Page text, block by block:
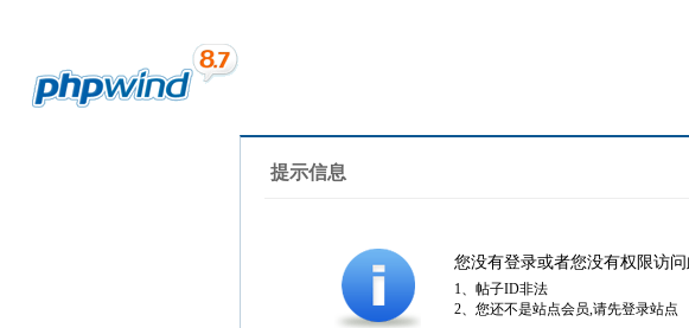
提示信息
您没有登录或者您没有权限访
1、帖子ID非法
2、您还不是站点会员,请先登录站点